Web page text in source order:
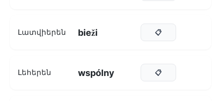
Լատվիերեն bieži 📋
Լեհերեն wspólny 📋